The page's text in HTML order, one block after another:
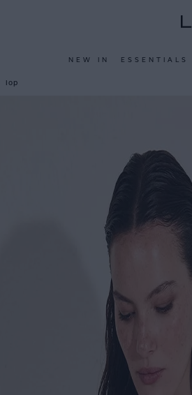
NEW IN ESSENTIALS
Top